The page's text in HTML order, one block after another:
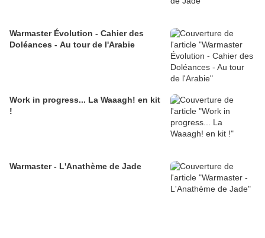
Warmaster Évolution - Cahier des
Doléances - Au tour de l'Arabie
Work in progress... La Waaagh! en kit
!
Warmaster - L'Anathème de Jade